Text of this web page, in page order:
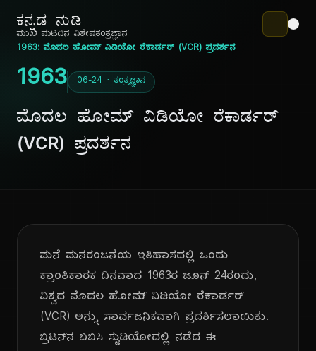
ಕನ್ನಡ ನುಡಿ
ಮುಖ ಪುಟದಿನ ವಿಶೇಷತಂತ್ರಜ್ಞಾನ
1963: ಮೊದಲ ಹೋಮ್ ವಿಡಿಯೋ ರೆಕಾರ್ಡರ್ (VCR) ಪ್ರದರ್ಶನ
1963 06-24 · ತಂತ್ರಜ್ಞಾನ
ಮೊದಲ ಹೋಮ್ ವಿಡಿಯೋ ರೆಕಾರ್ಡರ್
(VCR) ಪ್ರದರ್ಶನ
ಮನೆ ಮನರಂಜನೆಯ ಇತಿಹಾಸದಲ್ಲಿ ಒಂದು
ಕ್ರಾಂತಿಕಾರಕ ದಿನವಾದ 1963ರ ಜೂನ್ 24ರಂದು,
ವಿಶ್ವದ ಮೊದಲ ಹೋಮ್ ವಿಡಿಯೋ ರೆಕಾರ್ಡರ್
(VCR) ಅನ್ನು ಸಾರ್ವಜನಿಕವಾಗಿ ಪ್ರದರ್ಶಿಸಲಾಯಿತು.
ಬ್ರಿಟನ್‌ನ ಬಿಬಿಸಿ ಸ್ಟುಡಿಯೋದಲ್ಲಿ ನಡೆದ ಈ